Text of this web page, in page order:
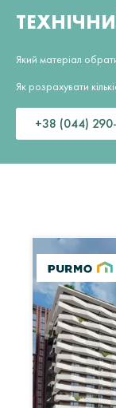
Який матеріал
Як розрахувати
+38 (044)